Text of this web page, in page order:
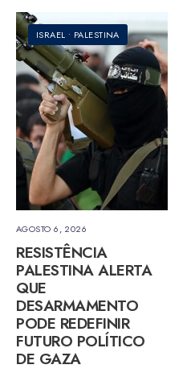
ISRAEL • PALESTINA
AGOSTO 6, 2026
RESISTÊNCIA
PALESTINA ALERTA
QUE
DESARMAMENTO
PODE REDEFINIR
FUTURO POLÍTICO
DE GAZA